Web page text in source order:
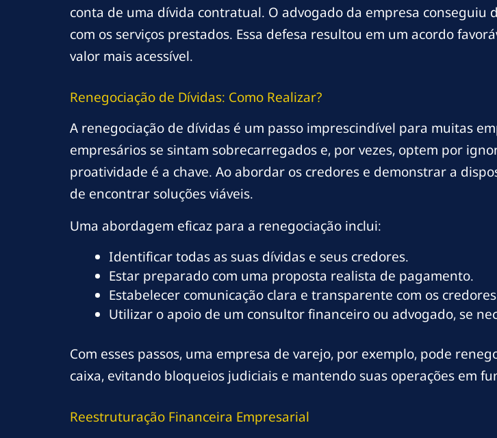
conta de uma dívida contratual. O advogado da empresa conseguiu
com os serviços prestados. Essa defesa resultou em um acordo
valor mais acessível.
Renegociação de Dívidas: Como Realizar?
A renegociação de dívidas é um passo imprescindível para muitas
empresários se sintam sobrecarregados e, por vezes, optem por
proatividade é a chave. Ao abordar os credores e demonstrar a
de encontrar soluções viáveis.
Uma abordagem eficaz para a renegociação inclui:
Identificar todas as suas dívidas e seus credores.
Estar preparado com uma proposta realista de pagamento.
Estabelecer comunicação clara e transparente com os
Utilizar o apoio de um consultor financeiro ou advogado, se
Com esses passos, uma empresa de varejo, por exemplo, pode
caixa, evitando bloqueios judiciais e mantendo suas operações em
Reestruturação Financeira Empresarial